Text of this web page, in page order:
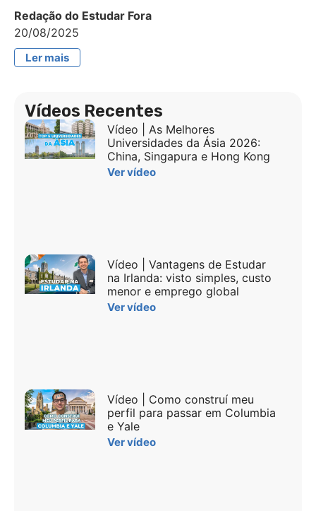
Redação do Estudar Fora
20/08/2025
Ler mais
Vídeos Recentes
Vídeo | As Melhores
Universidades da Ásia 2026:
China, Singapura e Hong Kong
Ver vídeo
Vídeo | Vantagens de Estudar
na Irlanda: visto simples, custo
menor e emprego global
Ver vídeo
Vídeo | Como construí meu
perfil para passar em Columbia
e Yale
Ver vídeo